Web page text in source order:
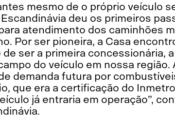
mesmo de o próprio veículo
deu os primeiros
atendimento dos caminhões
Por ser pioneira, a Casa
ser a primeira concessionária,
do veículo em nossa região.
demanda futura por
que era a certificação do
já entraria em operação”,